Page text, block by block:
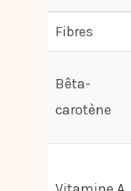
Fibres
Bêta-
carotène